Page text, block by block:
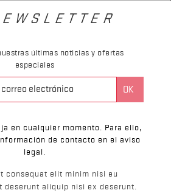
últimas noticias y ofertas
especiales
en cualquier momento. Para ello,
de contacto en el aviso
legal.
consequat elit minim nisi eu
aliquip nisi ex deserunt.